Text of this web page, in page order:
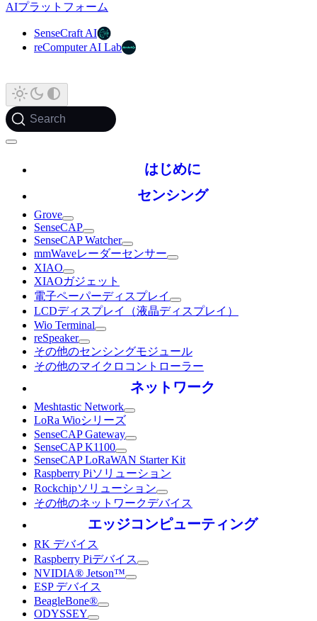
AIプラットフォーム
SenseCraft AI
reComputer AI Lab
Search
はじめに
センシング
Grove
SenseCAP
SenseCAP Watcher
mmWaveレーダーセンサー
XIAO
XIAOガジェット
電子ペーパーディスプレイ
LCDディスプレイ（液晶ディスプレイ）
Wio Terminal
reSpeaker
その他のセンシングモジュール
その他のマイクロコントローラー
ネットワーク
Meshtastic Network
LoRa Wioシリーズ
SenseCAP Gateway
SenseCAP K1100
SenseCAP LoRaWAN Starter Kit
Raspberry Piソリューション
Rockchipソリューション
その他のネットワークデバイス
エッジコンピューティング
RK デバイス
Raspberry Piデバイス
NVIDIA® Jetson™
ESP デバイス
BeagleBone®
ODYSSEY